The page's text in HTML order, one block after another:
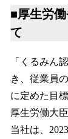
■厚生労
て
「くるみん
き、従業員
に定めた目
厚生労働大
当社は、